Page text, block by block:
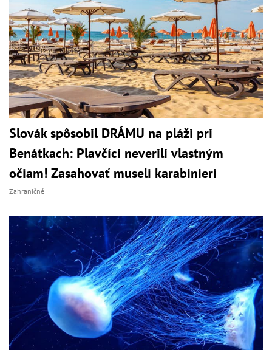
Slovák spôsobil DRÁMU na pláži pri
Benátkach: Plavčíci neverili vlastným
očiam! Zasahovať museli karabinieri
Zahraničné